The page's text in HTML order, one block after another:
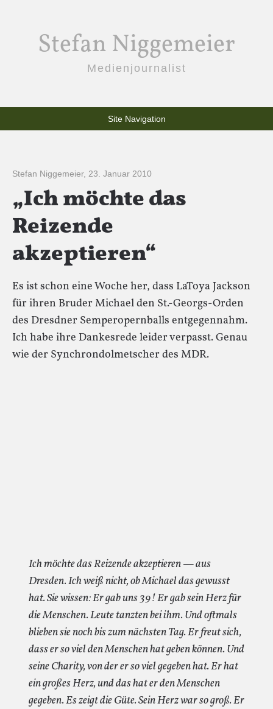
Stefan Niggemeier
Medienjournalist
Site Navigation
Stefan Niggemeier, 23. Januar 2010
„Ich möchte das
Reizende
akzeptieren“
Es ist schon eine Woche her, dass LaToya Jackson
für ihren Bruder Michael den St.-Georgs-Orden
des Dresdner Semperopernballs entgegennahm.
Ich habe ihre Dankesrede leider verpasst. Genau
wie der Synchrondolmetscher des MDR.
Ich möchte das Reizende akzeptieren — aus
Dresden. Ich weiß nicht, ob Michael das gewusst
hat. Sie wissen: Er gab uns 39! Er gab sein Herz für
die Menschen. Leute tanzten bei ihm. Und oftmals
blieben sie noch bis zum nächsten Tag. Er freut sich,
dass er so viel den Menschen hat geben können. Und
seine Charity, von der er so viel gegeben hat. Er hat
ein großes Herz, und das hat er den Menschen
gegeben. Es zeigt die Güte. Sein Herz war so groß. Er